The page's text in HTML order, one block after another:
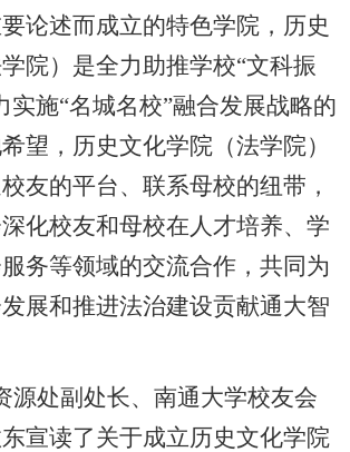
论述而成立的特色学院，历史
院）是全力助推学校“文科振
实施“名城名校”融合发展战略的
望，历史文化学院（法学院）
友的平台、联系母校的纽带，
化校友和母校在人才培养、学
务等领域的交流合作，共同为
展和推进法治建设贡献通大智
源处副处长、南通大学校友会
宣读了关于成立历史文化学院